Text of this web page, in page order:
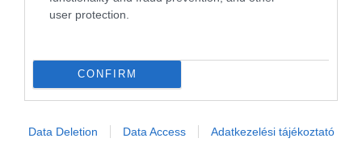
user protection.
CONFIRM
Data Deletion Data Access Adatkezelési tájékoztató
Jön a Fiat 124 kupé változata?